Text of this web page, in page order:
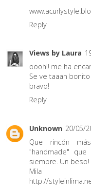
Reply
Views by Laura
oooh!! me ha
Se ve taaan
bravo!
Reply
Unknown 20/05/
Que rincón
"handmade"
siempre. Un beso!
Mila
http://